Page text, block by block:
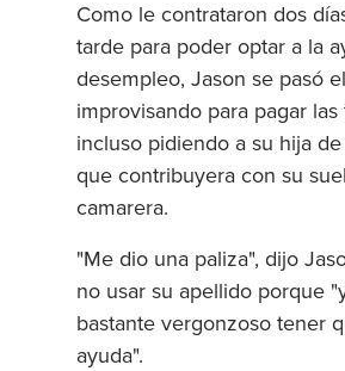
Como le contrataron dos
tarde para poder optar a la
desempleo, Jason se pasó
improvisando para pagar las
incluso pidiendo a su hija de
que contribuyera con su
camarera.
"Me dio una paliza", dijo
no usar su apellido porque
bastante vergonzoso tener
ayuda".